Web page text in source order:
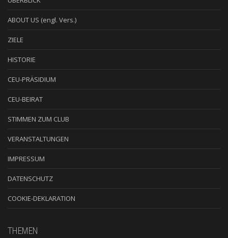
ABOUT US (engl. Vers.)
ZIELE
HISTORIE
CEU-PRÄSIDIUM
CEU-BEIRAT
STIMMEN ZUM CLUB
VERANSTALTUNGEN
IMPRESSUM
DATENSCHUTZ
COOKIE-DEKLARATION
THEMEN